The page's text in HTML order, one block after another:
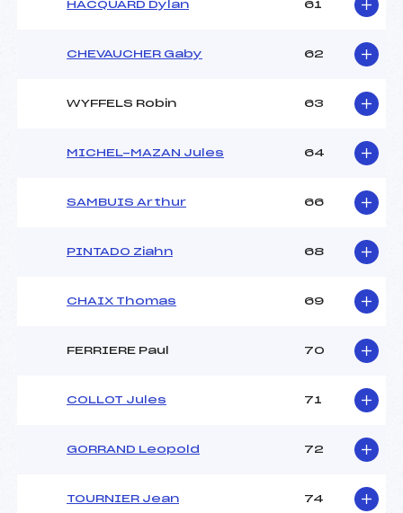
HACQUARD Dylan 61
CHEVAUCHER Gaby 62
WYFFELS Robin 63
MICHEL-MAZAN Jules 64
SAMBUIS Arthur 66
PINTADO Ziahn 68
CHAIX Thomas 69
FERRIERE Paul 70
COLLOT Jules 71
GORRAND Leopold 72
TOURNIER Jean 74